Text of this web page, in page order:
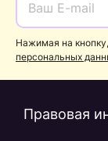
Нажимая на
персональных
Правовая